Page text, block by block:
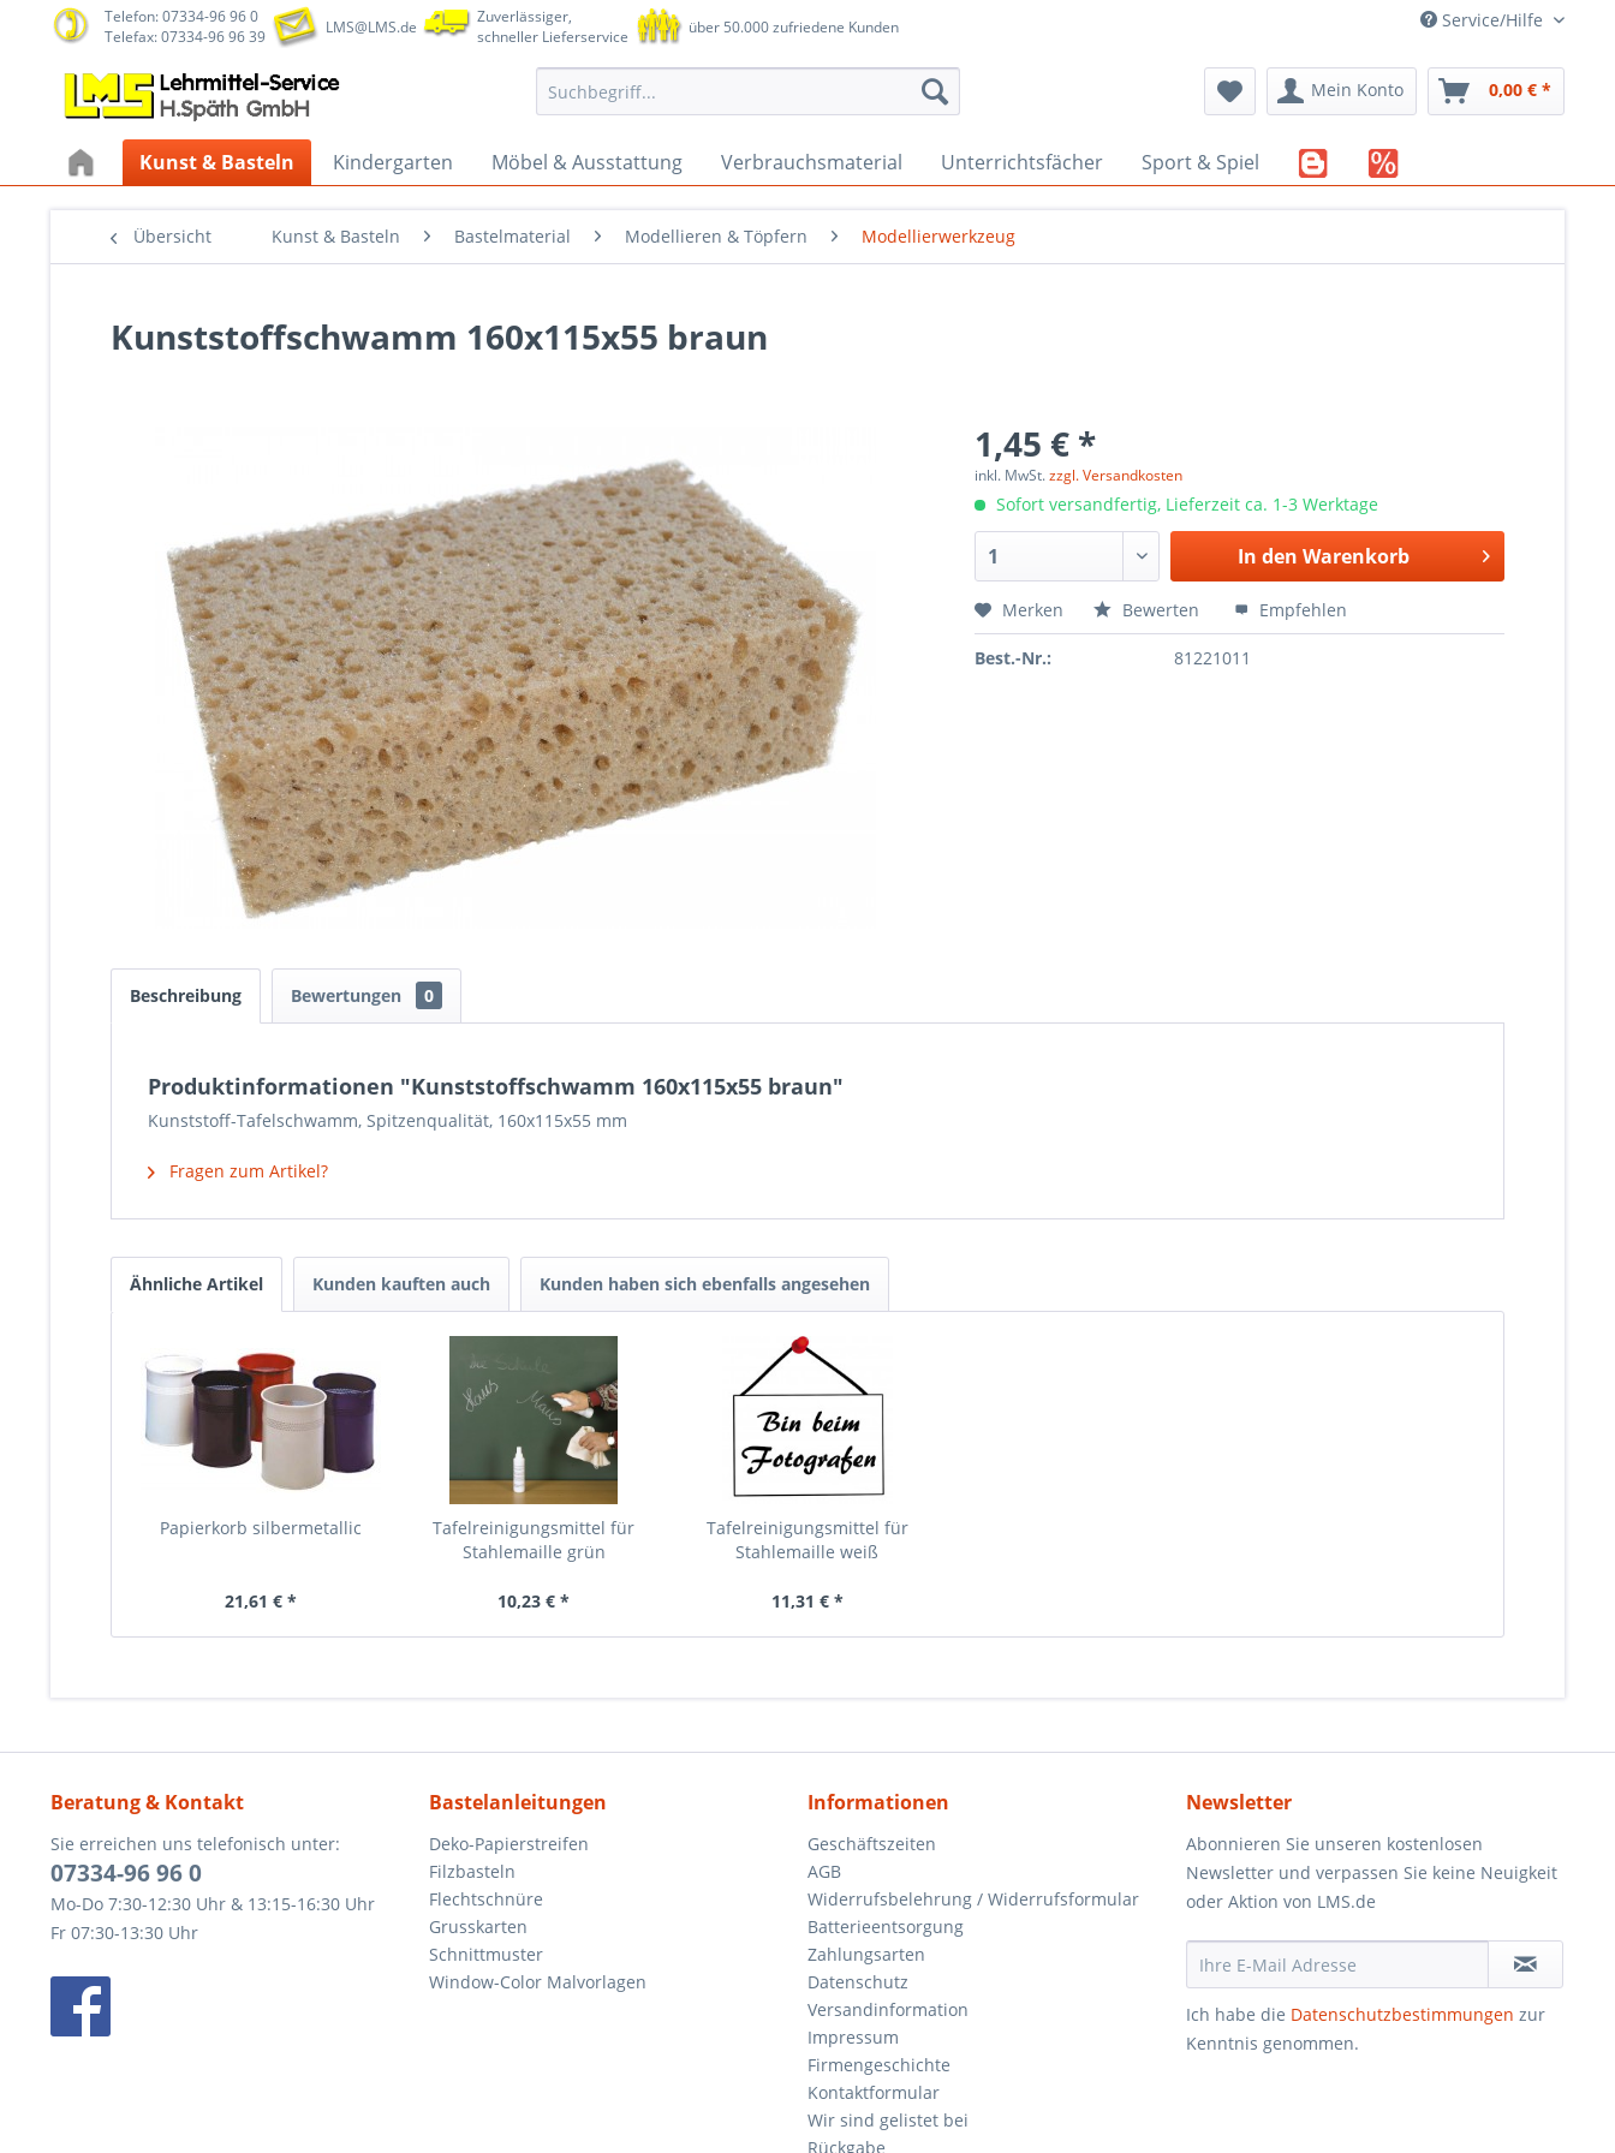
Telefon: 07334-96 96 0
Telefax: 07334-96 96 39
LMS@LMS.de
Zuverlässiger,
schneller Lieferservice
über 50.000 zufriedene Kunden Service/Hilfe
Mein Konto 0,00 € *
Kunst & Basteln Kindergarten Möbel & Ausstattung Verbrauchsmaterial Unterrichtsfächer Sport & Spiel
Übersicht Kunst & Basteln Bastelmaterial Modellieren & Töpfern Modellierwerkzeug
Kunststoffschwamm 160x115x55 braun
1,45 € *
inkl. MwSt.zzgl. Versandkosten
Sofort versandfertig, Lieferzeit ca. 1-3 Werktage
In den Warenkorb
Merken Bewerten Empfehlen
Best.-Nr.: 81221011
Beschreibung Bewertungen 0
Produktinformationen "Kunststoffschwamm 160x115x55 braun"
Kunststoff-Tafelschwamm, Spitzenqualität, 160x115x55 mm
Fragen zum Artikel?
Ähnliche Artikel Kunden kauften auch Kunden haben sich ebenfalls angesehen
Papierkorb silbermetallic
21,61 € *
Tafelreinigungsmittel für
Stahlemaille grün
10,23 € *
Tafelreinigungsmittel für
Stahlemaille weiß
11,31 € *
Beratung & Kontakt
Sie erreichen uns telefonisch unter:
07334-96 96 0
Mo-Do 7:30-12:30 Uhr & 13:15-16:30 Uhr
Fr 07:30-13:30 Uhr
Bastelanleitungen
Deko-Papierstreifen
Filzbasteln
Flechtschnüre
Grusskarten
Schnittmuster
Window-Color Malvorlagen
Informationen
Geschäftszeiten
AGB
Widerrufsbelehrung / Widerrufsformular
Batterieentsorgung
Zahlungsarten
Datenschutz
Versandinformation
Impressum
Firmengeschichte
Kontaktformular
Wir sind gelistet bei
Rückgabe
Newsletter
Abonnieren Sie unseren kostenlosen
Newsletter und verpassen Sie keine Neuigkeit
oder Aktion von LMS.de
Ich habe die Datenschutzbestimmungen zur
Kenntnis genommen.